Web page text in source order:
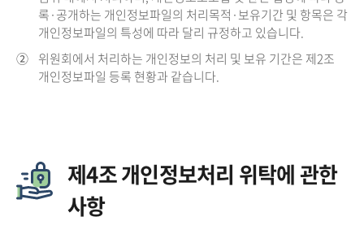
록·공개하는 개인정보파일의 처리목적·보유기간 및 항목은 각
개인정보파일의 특성에 따라 달리 규정하고 있습니다.
② 위원회에서 처리하는 개인정보의 처리 및 보유 기간은 제2조
개인정보파일 등록 현황과 같습니다.
제4조 개인정보처리 위탁에 관한
사항